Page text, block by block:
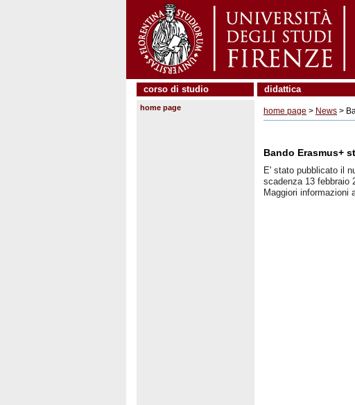
corso di studio didattica
home page home page > News >
Bando Erasmus+
E' stato pubblicato il
scadenza 13 febbraio
Maggiori informazioni